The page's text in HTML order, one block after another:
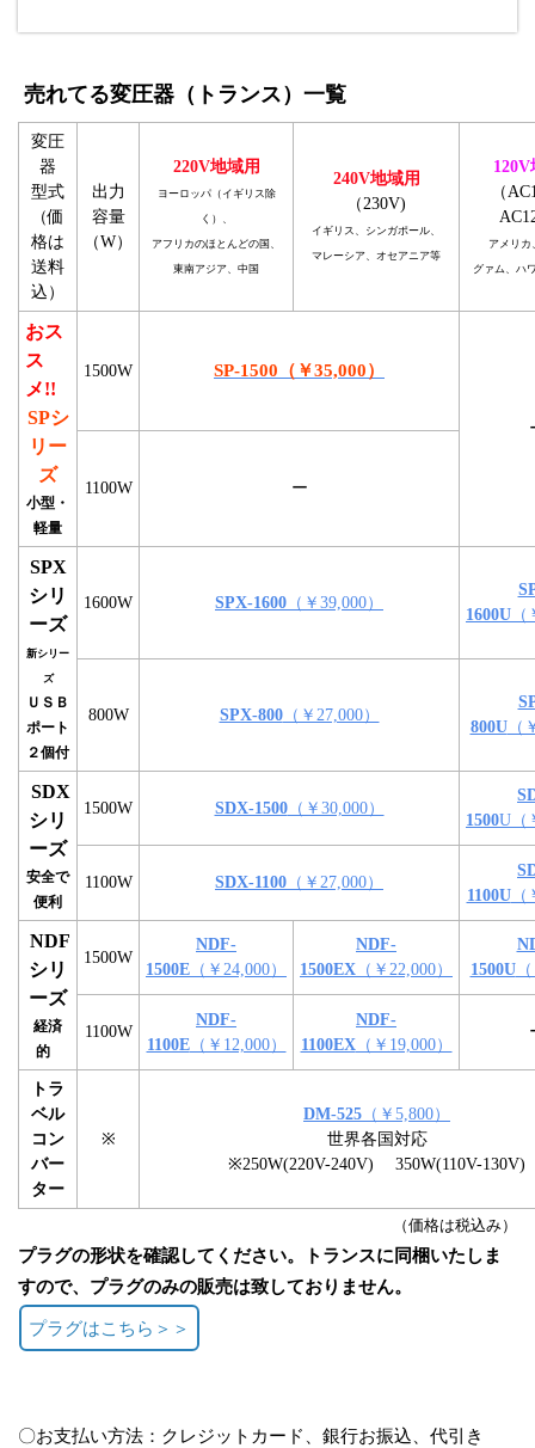
売れてる変圧器（トランス）一覧
変圧
器
型式
（価
格は
送料
込）
出力
容量
（W）
220V地域用
ヨーロッパ（イギリス除
く）、
アフリカのほとんどの国、
東南アジア、中国
240V地域用
（230V)
イギリス、シンガポール、
マレーシア、オセアニア等
（
アメリカ
グァム、ハ
おス
ス
メ!!
SPシ
リー
ズ
小型・
軽量
1500W SP-1500（￥35,000）
1100W ー
SPX
シリ
ーズ
新シリー
ズ
ＵＳＢ
ポート
２個付
1600W SPX-1600 （￥39,000）
1600U
800W SPX-800（￥27,000）
800U（
SDX
シリ
ーズ
安全で
便利
1500W SDX-1500（￥30,000）
1500U（
1100W SDX-1100 （￥27,000）
1100U（
NDF
シリ
ーズ
経済
的
1500W
NDF-
1500E （￥24,000）
NDF-
1500EX （￥22,000）
1500U（
1100W
NDF-
1100E（￥12,000）
NDF-
1100EX（￥19,000）
トラ
ベル
コン
バー
ター
※
DM-525 （￥5,800）
世界各国対応
※250W(220V-240V) 350W(110V-130V)
（価格は税込み）
プラグの形状を確認してください。トランスに同梱いたしま
すので、プラグのみの販売は致しておりません。
プラグはこちら＞＞
〇お支払い方法：クレジットカード、銀行お振込、代引き